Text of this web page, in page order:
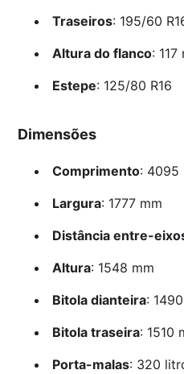
Traseiros: 195/60
Altura do flanco: 117
Estepe: 125/80 R16
Dimensões
Comprimento: 4095
Largura: 1777 mm
Distância entre-
Altura: 1548 mm
Bitola dianteira:
Bitola traseira: 1510
Porta-malas: 320